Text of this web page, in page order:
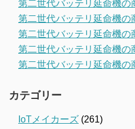
第二世代バッテリ延命機の
第二世代バッテリ延命機の
第二世代バッテリ延命機の
第二世代バッテリ延命機の
第二世代バッテリ延命機の
カテゴリー
IoTメイカーズ (261)